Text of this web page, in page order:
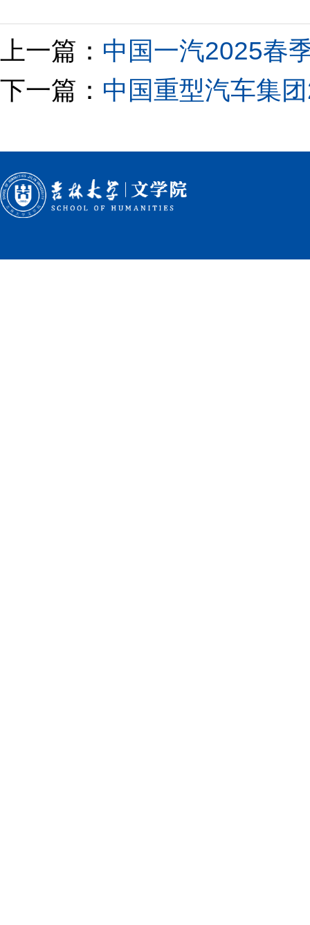
上一篇： 中国一汽2025春
下一篇： 中国重型汽车集